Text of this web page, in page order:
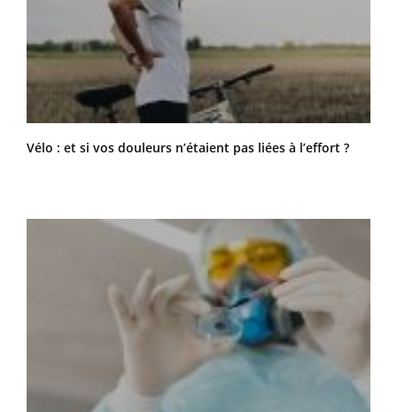
Vélo : et si vos douleurs n’étaient pas liées à l’effort ?